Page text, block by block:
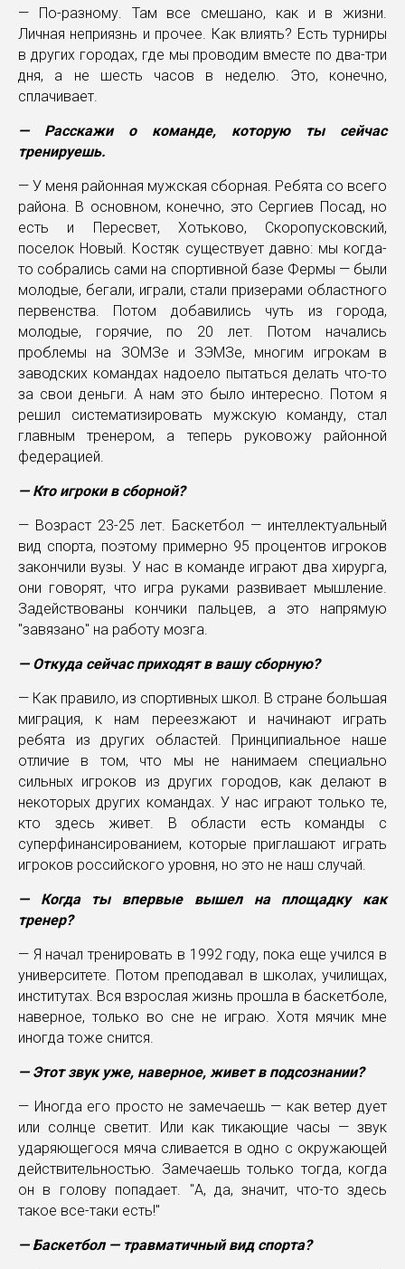
— По-разному. Там все смешано, как и в жизни.
Личная неприязнь и прочее. Как влиять? Есть турниры
в других городах, где мы проводим вместе по два-три
дня, а не шесть часов в неделю. Это, конечно,
сплачивает.
— Расскажи о команде, которую ты сейчас
тренируешь.
— У меня районная мужская сборная. Ребята со всего
района. В основном, конечно, это Сергиев Посад, но
есть и Пересвет, Хотьково, Скоропусковский,
поселок Новый. Костяк существует давно: мы когда-
то собрались сами на спортивной базе Фермы — были
молодые, бегали, играли, стали призерами областного
первенства. Потом добавились чуть из города,
молодые, горячие, по 20 лет. Потом начались
проблемы на ЗОМЗе и ЗЭМЗе, многим игрокам в
заводских командах надоело пытаться делать что-то
за свои деньги. А нам это было интересно. Потом я
решил систематизировать мужскую команду, стал
главным тренером, а теперь руковожу районной
федерацией.
— Кто игроки в сборной?
— Возраст 23-25 лет. Баскетбол — интеллектуальный
вид спорта, поэтому примерно 95 процентов игроков
закончили вузы. У нас в команде играют два хирурга,
они говорят, что игра руками развивает мышление.
Задействованы кончики пальцев, а это напрямую
"завязано" на работу мозга.
— Откуда сейчас приходят в вашу сборную?
— Как правило, из спортивных школ. В стране большая
миграция, к нам переезжают и начинают играть
ребята из других областей. Принципиальное наше
отличие в том, что мы не нанимаем специально
сильных игроков из других городов, как делают в
некоторых других командах. У нас играют только те,
кто здесь живет. В области есть команды с
суперфинансированием, которые приглашают играть
игроков российского уровня, но это не наш случай.
— Когда ты впервые вышел на площадку как
тренер?
— Я начал тренировать в 1992 году, пока еще учился в
университете. Потом преподавал в школах, училищах,
институтах. Вся взрослая жизнь прошла в баскетболе,
наверное, только во сне не играю. Хотя мячик мне
иногда тоже снится.
— Этот звук уже, наверное, живет в подсознании?
— Иногда его просто не замечаешь — как ветер дует
или солнце светит. Или как тикающие часы — звук
ударяющегося мяча сливается в одно с окружающей
действительностью. Замечаешь только тогда, когда
он в голову попадает. "А, да, значит, что-то здесь
такое все-таки есть!"
— Баскетбол — травматичный вид спорта?